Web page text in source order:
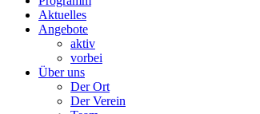
Aktuelles
Angebote
aktiv
vorbei
Über uns
Der Ort
Der Verein